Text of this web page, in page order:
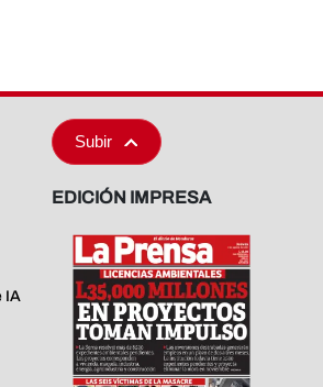
Subir
IA
EDICIÓN IMPRESA